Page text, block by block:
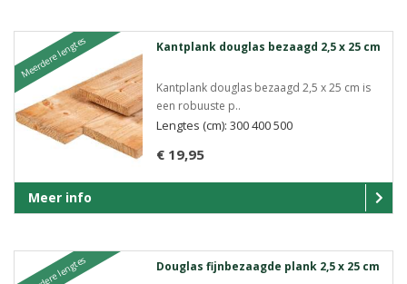
Meerdere lengtes Kantplank douglas bezaagd 2,5 x 25 cm
Kantplank douglas bezaagd 2,5 x 25 cm is
een robuuste p..
€ 19,95
Lengtes (cm): 300 400 500
Meer info
Douglas fijnbezaagde plank 2,5 x 25 cm